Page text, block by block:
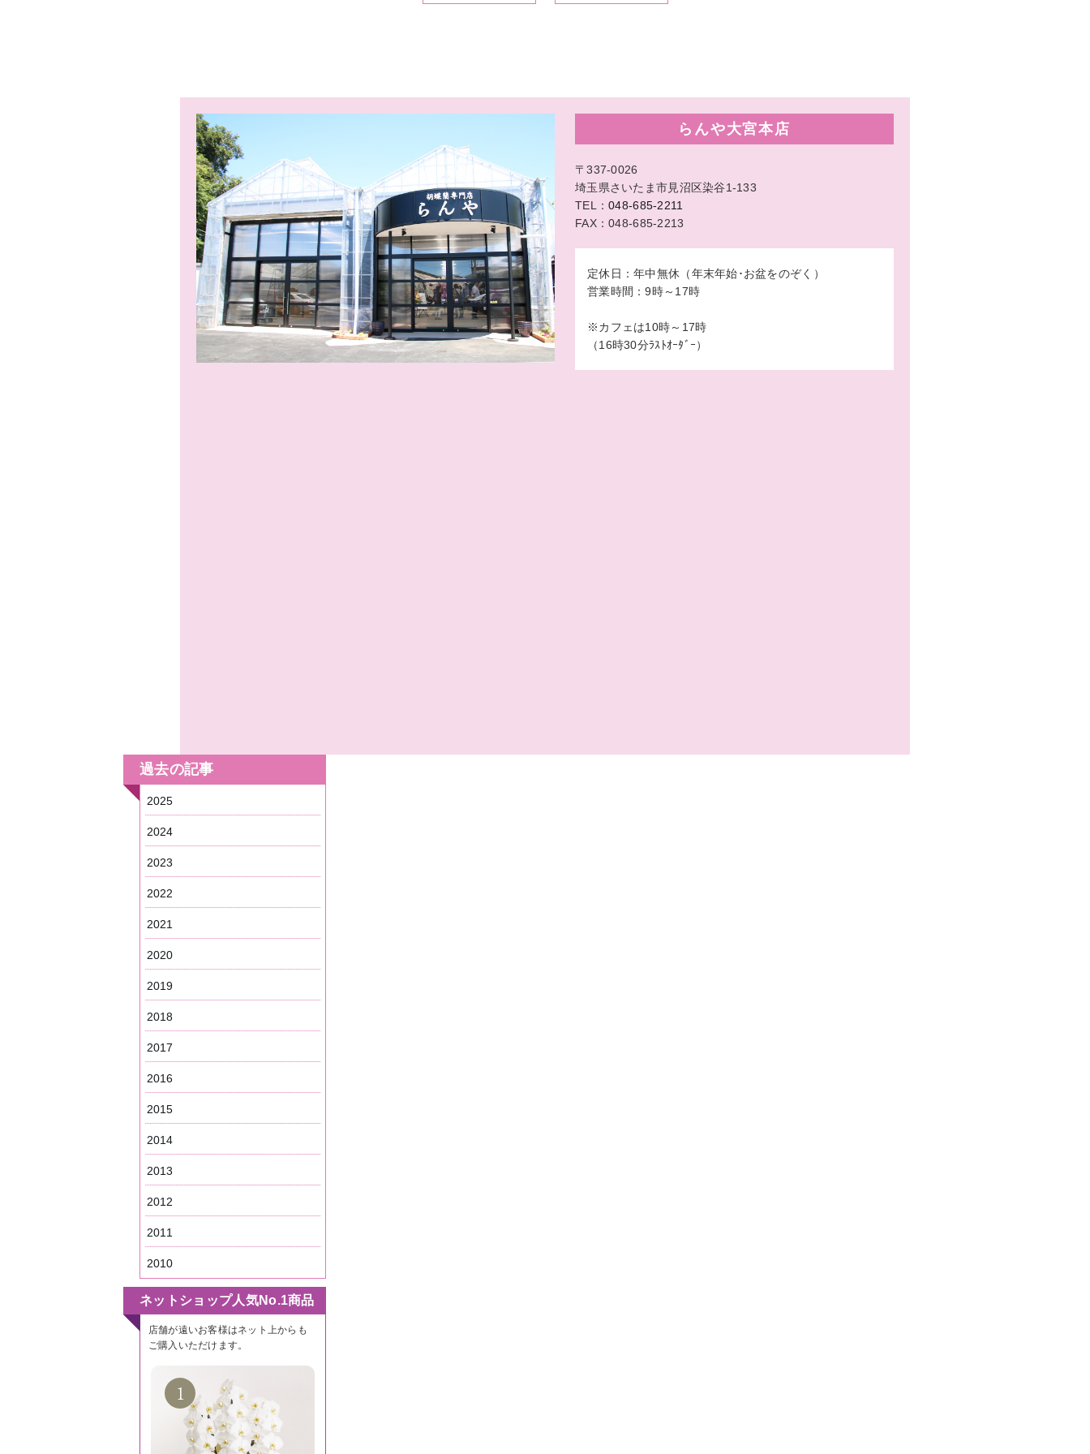
らんや大宮本店
〒337-0026
埼玉県さいたま市見沼区染谷1-133
TEL：048-685-2211
FAX：048-685-2213
定休日：年中無休（年末年始･お盆をのぞく）
営業時間：9時～17時
※カフェは10時～17時
（16時30分ﾗｽﾄｵｰﾀﾞｰ）
過去の記事
2025
2024
2023
2022
2021
2020
2019
2018
2017
2016
2015
2014
2013
2012
2011
2010
ネットショップ人気No.1商品
店舗が遠いお客様はネット上からも
ご購入いただけます。